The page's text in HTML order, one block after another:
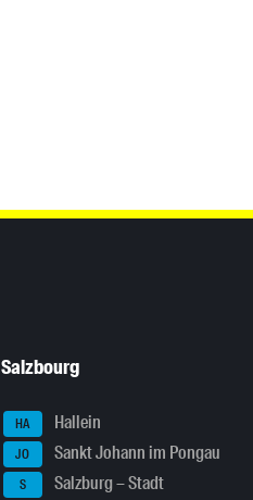
Salzbourg
HA Hallein
JO Sankt Johann im Pongau
S Salzburg – Stadt